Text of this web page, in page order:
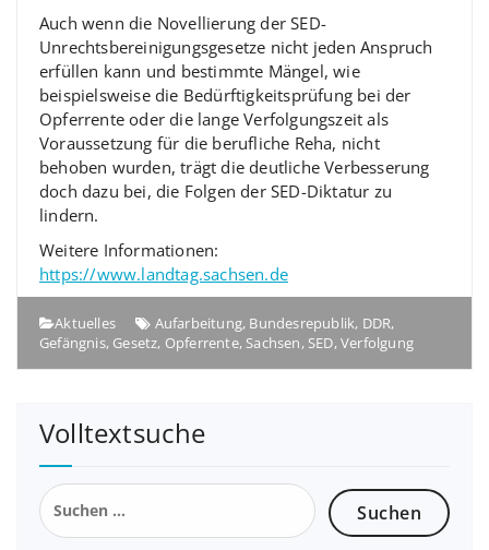
Auch wenn die Novellierung der SED-
Unrechtsbereinigungsgesetze nicht jeden Anspruch
erfüllen kann und bestimmte Mängel, wie
beispielsweise die Bedürftigkeitsprüfung bei der
Opferrente oder die lange Verfolgungszeit als
Voraussetzung für die berufliche Reha, nicht
behoben wurden, trägt die deutliche Verbesserung
doch dazu bei, die Folgen der SED-Diktatur zu
lindern.
Weitere Informationen:
https://www.landtag.sachsen.de
Aktuelles Aufarbeitung, Bundesrepublik, DDR,
Gefängnis, Gesetz, Opferrente, Sachsen, SED,Verfolgung
Volltextsuche
Suchen
nach: